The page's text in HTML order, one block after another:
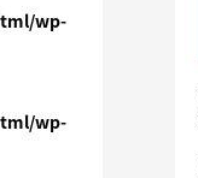
wp-
wp-